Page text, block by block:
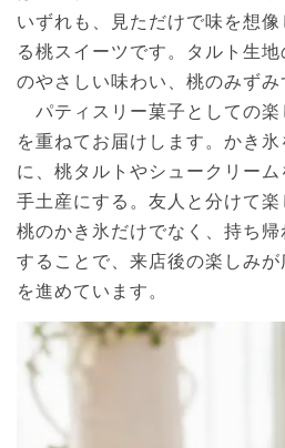
いずれも、見ただけで味を想
る桃スイーツです。タルト生
のやさしい味わい、桃のみずみ
パティスリー菓子としての楽
を重ねてお届けします。かき
に、桃タルトやシュークリー
手土産にする。友人と分けて楽
桃のかき氷だけでなく、持ち
することで、来店後の楽しみ
を進めています。